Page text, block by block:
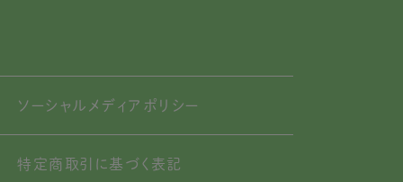
ソーシャルメディアポリシー
特定商取引に基づく表記